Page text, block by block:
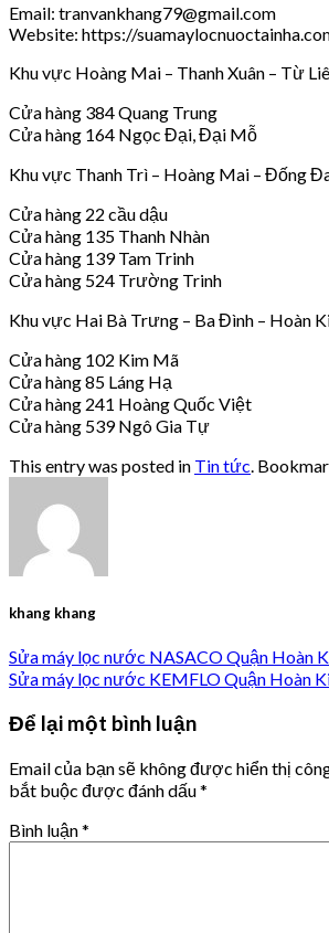
Email: tranvankhang79@gmail.com
Website: https://
Khu vực Hoàng Mai – Thanh Xuân – Từ
Cửa hàng 384 Quang Trung
Cửa hàng 164 Ngọc Đại, Đại Mỗ
Khu vực Thanh Trì – Hoàng Mai – Đống
Cửa hàng 22 cầu dậu
Cửa hàng 135 Thanh Nhàn
Cửa hàng 139 Tam Trinh
Cửa hàng 524 Trường Trinh
Khu vực Hai Bà Trưng – Ba Đình – Hoàn
Cửa hàng 102 Kim Mã
Cửa hàng 85 Láng Hạ
Cửa hàng 241 Hoàng Quốc Việt
Cửa hàng 539 Ngô Gia Tự
This entry was posted in Tin tức .
khang khang
Sửa máy lọc nước NASACO Quận Hoàn
Sửa máy lọc nước KEMFLO Quận Hoàn
Để lại một bình luận
Email của bạn sẽ không được hiển thị
bắt buộc được đánh dấu*
Bình luận*